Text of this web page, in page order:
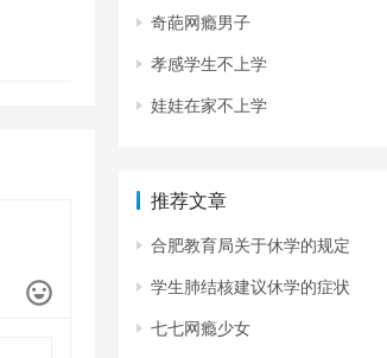
奇葩网瘾男子
孝感学生不上学
娃娃在家不上学
推荐文章
合肥教育局关于休学的规定
学生肺结核建议休学的症状
七七网瘾少女